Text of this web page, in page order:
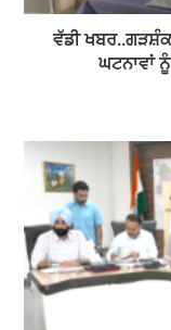
ਵੱਡੀ
ਘਟਨਾਵਾਂ